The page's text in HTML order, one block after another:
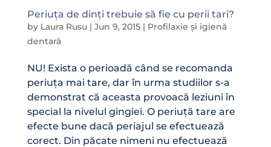
Periuța de dinți trebuie să fie cu perii tari?
by Laura Rusu| Jun 9, 2015| Profilaxie și igienă
dentară
NU! Exista o perioadă când se recomanda
periuța mai tare, dar în urma studiilor s-a
demonstrat că aceasta provoacă leziuni în
special la nivelul gingiei. O periuță tare are
efecte bune dacă periajul se efectuează
corect. Din păcate nimeni nu efectuează